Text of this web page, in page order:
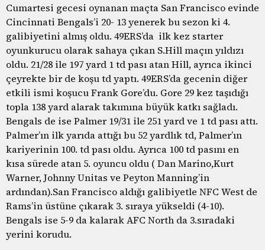
Cumartesi gecesi oynanan maçta San Francisco evinde
Cincinnati Bengals’i 20- 13 yenerek bu sezon ki 4.
galibiyetini almış oldu. 49ERS’da ilk kez starter
oyunkurucu olarak sahaya çıkan S.Hill maçın yıldızı
oldu. 21/28 ile 197 yard 1 td pası atan Hill, ayrıca ikinci
çeyrekte bir de koşu td yaptı. 49ERS’da gecenin diğer
etkili ismi koşucu Frank Gore’du. Gore 29 kez taşıdığı
topla 138 yard alarak takımına büyük katkı sağladı.
Bengals de ise Palmer 19/31 ile 251 yard ve 1 td pası attı.
Palmer’ın ilk yarıda attığı bu 52 yardlık td, Palmer’ın
kariyerinin 100. td pası oldu. Ayrıca 100 td pasını en
kısa sürede atan 5. oyuncu oldu ( Dan Marino,Kurt
Warner, Johnny Unitas ve Peyton Manning’in
ardından).San Francisco aldığı galibiyetle NFC West de
Rams’in üstüne çıkarak 3. sıraya yükseldi (4-10).
Bengals ise 5-9 da kalarak AFC North da 3.sıradaki
yerini korudu.